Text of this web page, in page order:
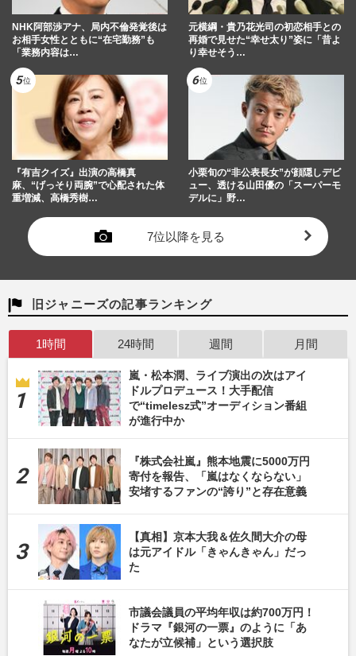
NHK阿部渉アナ、局内不倫発覚後は
お相手女性とともに“在宅勤務”も
「業務内容は…
元横綱・貴乃花光司の初恋相手との
再婚で見せた“幸せ太り”姿に「昔よ
り幸せそう…
『有吉クイズ』出演の高橋真
麻、“げっそり両腕”で心配された体
重増減、高橋秀樹…
小栗旬の“非公表長女”が顔隠しデビ
ュー、透ける山田優の「スーパーモ
デルに」野…
7位以降を見る
旧ジャニーズの記事ランキング
1時間 24時間 週間 月間
嵐・松本潤、ライブ演出の次はアイ
ドルプロデュース！大手配信
で“timelesz式”オーディション番組
が進行中か
『株式会社嵐』熊本地震に5000万円
寄付を報告、「嵐はなくならない」
安堵するファンの“誇り”と存在意義
【真相】京本大我＆佐久間大介の母
は元アイドル「きゃんきゃん」だっ
た
市議会議員の平均年収は約700万円！
ドラマ『銀河の一票』のように「あ
なたが立候補」という選択肢